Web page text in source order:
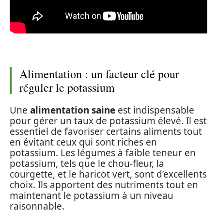
Alimentation : un facteur clé pour
réguler le potassium
Une alimentation saine est indispensable
pour gérer un taux de potassium élevé. Il est
essentiel de favoriser certains aliments tout
en évitant ceux qui sont riches en
potassium. Les légumes à faible teneur en
potassium, tels que le chou-fleur, la
courgette, et le haricot vert, sont d’excellents
choix. Ils apportent des nutriments tout en
maintenant le potassium à un niveau
raisonnable.